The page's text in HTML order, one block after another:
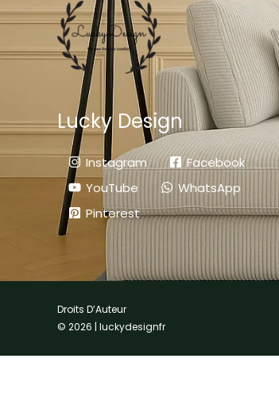
Lucky Design
Instagram
Facebook
YouTube
WhatsApp
Pinterest
Droits D’Auteur
© 2026 | luckydesignfr